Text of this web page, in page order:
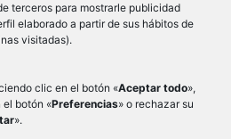
terceros para mostrarle publicidad
elaborado a partir de sus hábitos de
visitadas).
clic en el botón «Aceptar todo»,
botón «Preferencias» o rechazar su
».
info@e-log.es
Blog